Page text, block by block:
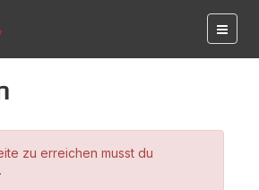
zu erreichen musst du